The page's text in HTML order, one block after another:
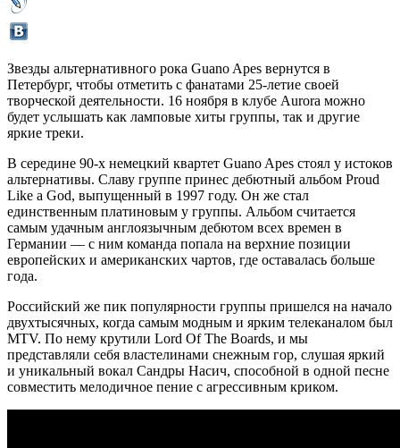
Звезды альтернативного рока Guano Apes вернутся в
Петербург, чтобы отметить с фанатами 25-летие своей
творческой деятельности. 16 ноября в клубе Aurora можно
будет услышать как ламповые хиты группы, так и другие
яркие треки.
В середине 90-х немецкий квартет Guano Apes стоял у истоков
альтернативы. Славу группе принес дебютный альбом Proud
Like a God, выпущенный в 1997 году. Он же стал
единственным платиновым у группы. Альбом считается
самым удачным англоязычным дебютом всех времен в
Германии — с ним команда попала на верхние позиции
европейских и американских чартов, где оставалась больше
года.
Российский же пик популярности группы пришелся на начало
двухтысячных, когда самым модным и ярким телеканалом был
MTV. По нему крутили Lord Of The Boards, и мы
представляли себя властелинами снежным гор, слушая яркий
и уникальный вокал Сандры Насич, способной в одной песне
совместить мелодичное пение с агрессивным криком.